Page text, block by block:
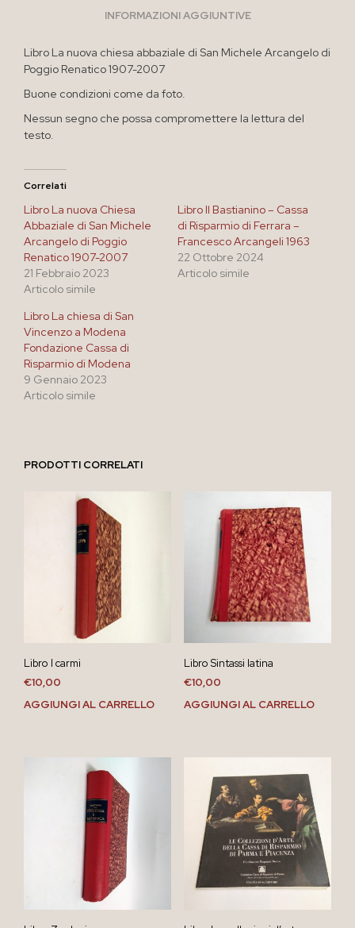
INFORMAZIONI AGGIUNTIVE
Libro La nuova chiesa abbaziale di San Michele Arcangelo di
Poggio Renatico 1907-2007
Buone condizioni come da foto.
Nessun segno che possa compromettere la lettura del
testo.
Correlati
Libro La nuova Chiesa
Abbaziale di San Michele
Arcangelo di Poggio
Renatico 1907-2007
21 Febbraio 2023
Articolo simile
Libro Il Bastianino – Cassa
di Risparmio di Ferrara –
Francesco Arcangeli 1963
22 Ottobre 2024
Articolo simile
Libro La chiesa di San
Vincenzo a Modena
Fondazione Cassa di
Risparmio di Modena
9 Gennaio 2023
Articolo simile
PRODOTTI CORRELATI
Libro I carmi
€10,00
AGGIUNGI AL CARRELLO
Libro Sintassi latina
€10,00
AGGIUNGI AL CARRELLO